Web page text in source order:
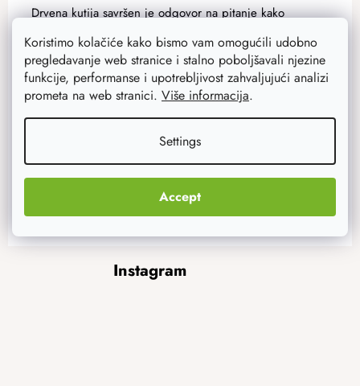
Koristimo kolačiće kako bismo vam omogućili udobno
pregledavanje web stranice i stalno poboljšavali njezine
funkcije, performanse i upotrebljivost zahvaljujući analizi
prometa na web stranici. Više informacija.
Settings
Accept
24,50 €
30,70 €
Na zalihi29 kom
ADD TO CART
Drvena kutija savršen je odgovor na pitanje kako
kutije idealan je za daljnje stvaranje.
Instagram